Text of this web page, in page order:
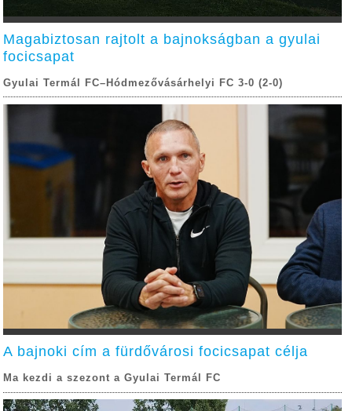
Magabiztosan rajtolt a bajnokságban a gyulai
focicsapat
Gyulai Termál FC–Hódmezővásárhelyi FC 3-0 (2-0)
A bajnoki cím a fürdővárosi focicsapat célja
Ma kezdi a szezont a Gyulai Termál FC